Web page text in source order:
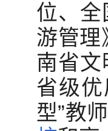
位、
游管理
南省
省级
型”教